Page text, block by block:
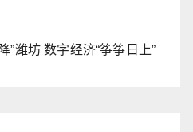
”潍坊 数字经济“筝筝日上”